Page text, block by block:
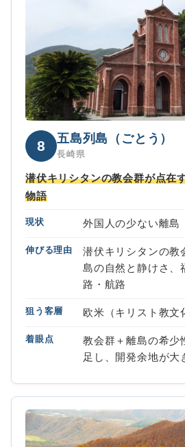
8 五島列島（ごとう）
長崎県
潜伏キリシタンの教会群が点在
物語
現状 外国人の少ない離島
伸びる理由
潜伏キリシタンの教
島の自然と静けさ、
路・航路
狙う客層 欧米（キリスト教文
着眼点
教会群＋離島の希少
足し、開発余地が大